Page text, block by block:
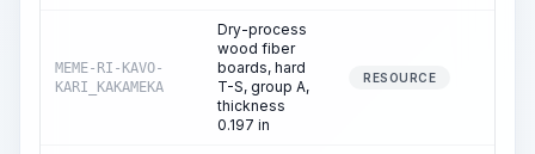
MEME-RI-KAVO-
KARI_KAKAMEKA
Dry-process
wood fiber
boards, hard
T-S, group A,
thickness
0.197 in
RESOURCE